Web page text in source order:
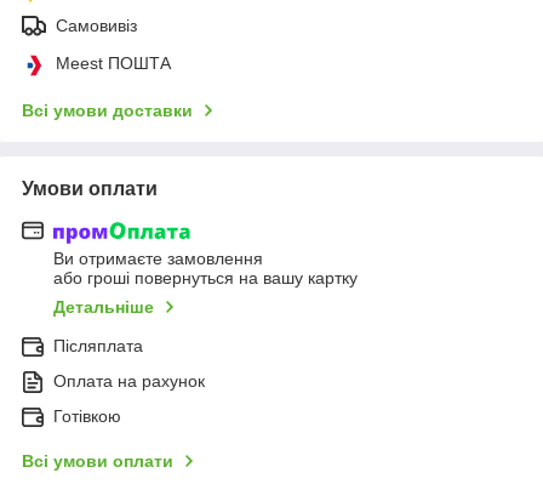
Самовивіз
Meest ПОШТА
Всі умови доставки
Умови оплати
Ви отримаєте замовлення
або гроші повернуться на вашу картку
Детальніше
Післяплата
Оплата на рахунок
Готівкою
Всі умови оплати